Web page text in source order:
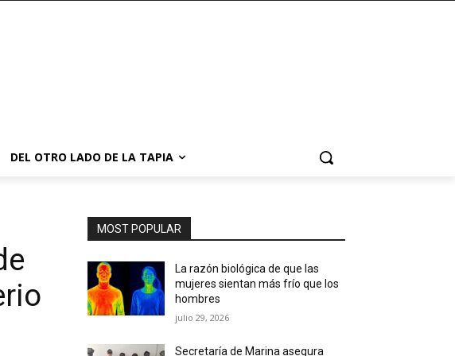
DEL OTRO LADO DE LA TAPIA
MOST POPULAR
La razón biológica de que las
mujeres sientan más frío que los
hombres
julio 29, 2026
Secretaría de Marina asegura